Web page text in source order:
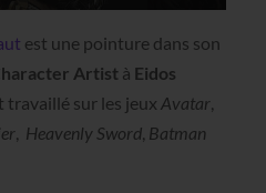
est une pointure dans son
Artist à Eidos
travaillé sur les jeux Avatar,
, Heavenly Sword, Batman